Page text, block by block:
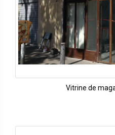
Vitrine de